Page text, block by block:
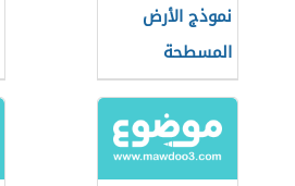
نموذج الأرض
المسطحة